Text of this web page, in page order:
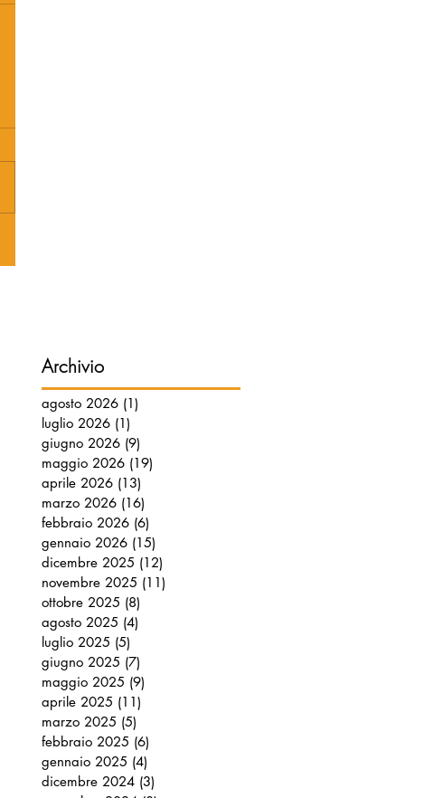
Archivio
agosto 2026 (1)
luglio 2026 (1)
giugno 2026 (9)
maggio 2026 (19)
aprile 2026 (13)
marzo 2026 (16)
febbraio 2026 (6)
gennaio 2026 (15)
dicembre 2025 (12)
novembre 2025 (11)
ottobre 2025 (8)
agosto 2025 (4)
luglio 2025 (5)
giugno 2025 (7)
maggio 2025 (9)
aprile 2025 (11)
marzo 2025 (5)
febbraio 2025 (6)
gennaio 2025 (4)
dicembre 2024 (3)